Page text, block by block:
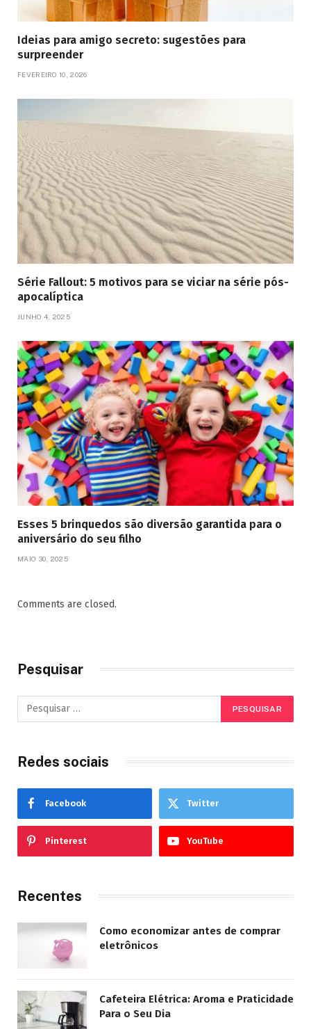
Ideias para amigo secreto: sugestões para
surpreender
FEVEREIRO 10, 2026
Série Fallout: 5 motivos para se viciar na série pós-
apocalíptica
JUNHO 4, 2025
Esses 5 brinquedos são diversão garantida para o
aniversário do seu filho
MAIO 30, 2025
Comments are closed.
Pesquisar
Redes sociais
Facebook Twitter
Pinterest YouTube
Recentes
Como economizar antes de comprar
eletrônicos
Cafeteira Elétrica: Aroma e Praticidade
Para o Seu Dia